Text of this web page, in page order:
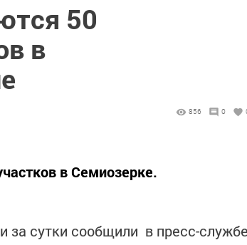
50
в
856 0
в Семиозерке.
за сутки сообщили в пресс-